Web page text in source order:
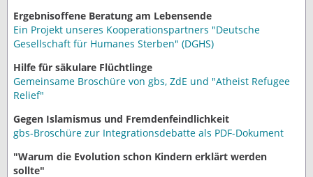
Ergebnisoffene Beratung am Lebensende
Ein Projekt unseres Kooperationspartners "Deutsche
Gesellschaft für Humanes Sterben" (DGHS)
Hilfe für säkulare Flüchtlinge
Gemeinsame Broschüre von gbs, ZdE und "Atheist Refugee
Relief"
Gegen Islamismus und Fremdenfeindlichkeit
gbs-Broschüre zur Integrationsdebatte als PDF-Dokument
"Warum die Evolution schon Kindern erklärt werden
sollte"